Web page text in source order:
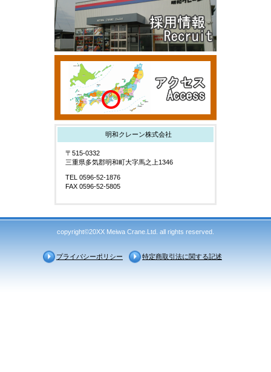
明和クレーン株式会社
〒515-0332
三重県多気郡明和町大字馬之上1346
TEL 0596-52-1876
FAX 0596-52-5805
copyright©20XX Meiwa Crane.Ltd. all rights reserved.
プライバシーポリシー 特定商取引法に関する記述